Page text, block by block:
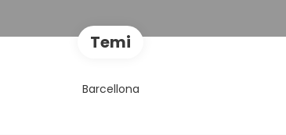
Temi
Barcellona